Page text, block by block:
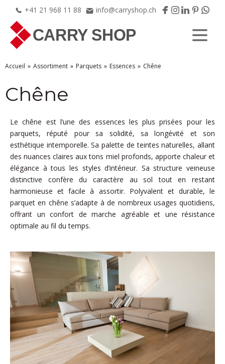
+41 21 968 11 88 info@carryshop.ch
Accueil Assortiment Parquets Essences Chêne
Chêne
Le chêne est l’une des essences les plus prisées pour les
parquets, réputé pour sa solidité, sa longévité et son
esthétique intemporelle. Sa palette de teintes naturelles, allant
des nuances claires aux tons miel profonds, apporte chaleur et
élégance à tous les styles d’intérieur. Sa structure veineuse
distinctive confère du caractère au sol tout en restant
harmonieuse et facile à assortir. Polyvalent et durable, le
parquet en chêne s’adapte à de nombreux usages quotidiens,
offrant un confort de marche agréable et une résistance
optimale au fil du temps.